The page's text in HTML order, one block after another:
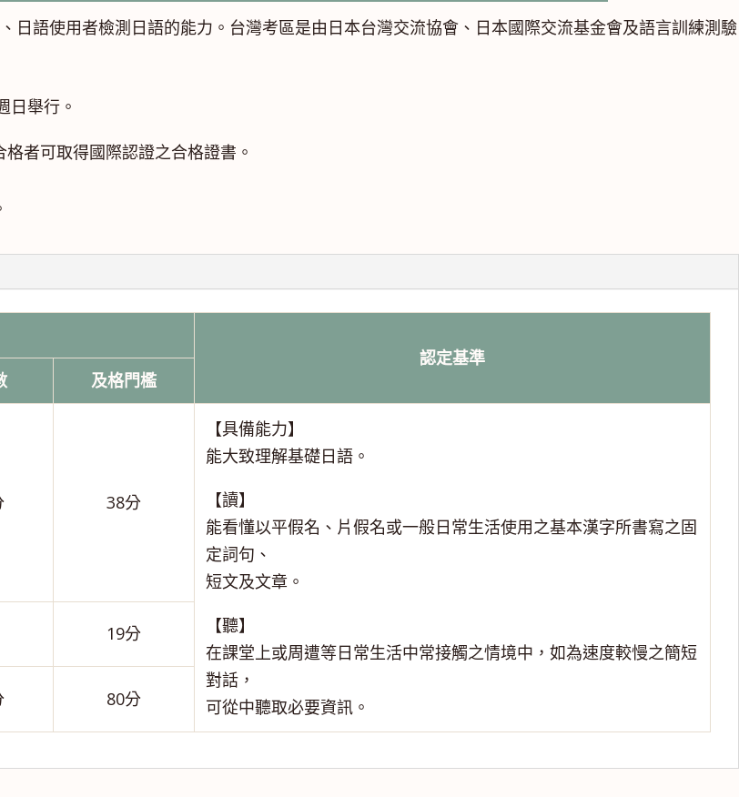
日語使用者檢測日語的能力。台灣考區是由日本台灣交流協會、日本國際交流基金會及語言訓練測驗
日舉行。
者可取得國際認證之合格證書。
認定基準
及格門檻
38分
【具備能力】
能大致理解基礎日語。
【讀】
能看懂以平假名、片假名或一般日常生活使用之基本漢字所書寫之固
定詞句、
短文及文章。
【聽】
在課堂上或周遭等日常生活中常接觸之情境中，如為速度較慢之簡短
對話，
可從中聽取必要資訊。
19分
80分